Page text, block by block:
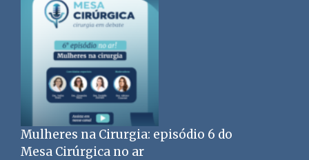
Mulheres na Cirurgia: episódio 6 do
Mesa Cirúrgica no ar